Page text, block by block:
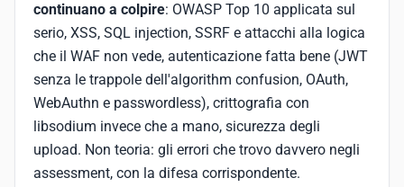
continuano a colpire: OWASP Top 10 applicata sul
serio, XSS, SQL injection, SSRF e attacchi alla logica
che il WAF non vede, autenticazione fatta bene (JWT
senza le trappole dell'algorithm confusion, OAuth,
WebAuthn e passwordless), crittografia con
libsodium invece che a mano, sicurezza degli
upload. Non teoria: gli errori che trovo davvero negli
assessment, con la difesa corrispondente.